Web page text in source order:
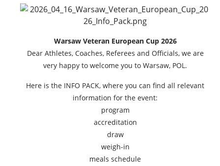
Warsaw Veteran European Cup 2026
Dear Athletes, Coaches, Referees and Officials, we are
very happy to welcome you to Warsaw, POL.
Here is the INFO PACK, where you can find all relevant
information for the event:
program
accreditation
draw
weigh-in
meals schedule